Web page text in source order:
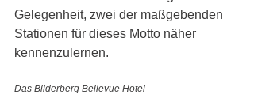
Gelegenheit, zwei der maßgebenden
Stationen für dieses Motto näher
kennenzulernen.
Das Bilderberg Bellevue Hotel